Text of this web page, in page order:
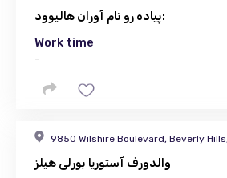
پیاده رو نام آوران هالیوود:
Work time
-
9850 Wilshire Boulevard, Beverly
والدورف آستوریا بورلی هیلز